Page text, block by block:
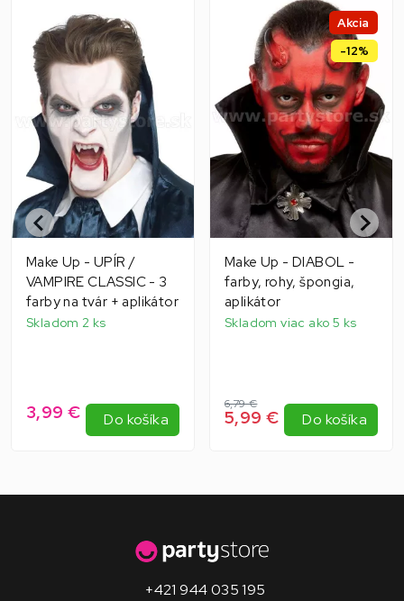
Make Up - UPÍR /
VAMPIRE CLASSIC - 3
farby na tvár + aplikátor
Skladom 2 ks
3,99 € Do košíka
Akcia
-12%
Make Up - DIABOL -
farby, rohy, špongia,
aplikátor
Skladom viac ako 5 ks
6,79 €
5,99 € Do košíka
+421 944 035 195